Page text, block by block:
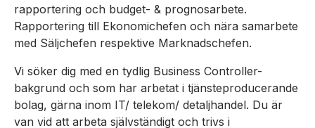
rapportering och budget- & prognosarbete.
Rapportering till Ekonomichefen och nära samarbete
med Säljchefen respektive Marknadschefen.
Vi söker dig med en tydlig Business Controller-
bakgrund och som har arbetat i tjänsteproducerande
bolag, gärna inom IT/ telekom/ detaljhandel. Du är
van vid att arbeta självständigt och trivs i